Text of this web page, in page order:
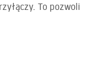
To pozwoli